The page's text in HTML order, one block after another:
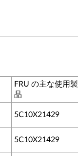
FRU の主な使用製
品
5C10X21429
5C10X21429